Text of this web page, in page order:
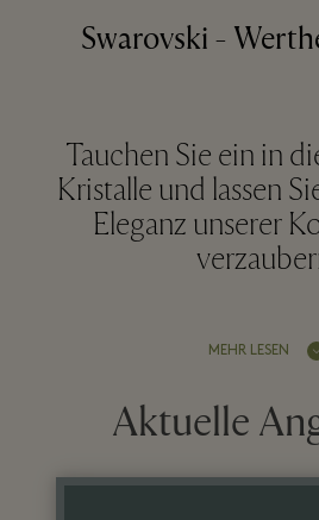
Swarovski -
Tauchen Sie ein in
Kristalle und lassen
Eleganz unserer
MEHR LESEN
Aktuelle